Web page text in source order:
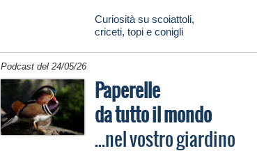
Curiosità su scoiattoli,
criceti, topi e conigli
Podcast del 24/05/26
Paperelle
da tutto il mondo
...nel vostro giardino